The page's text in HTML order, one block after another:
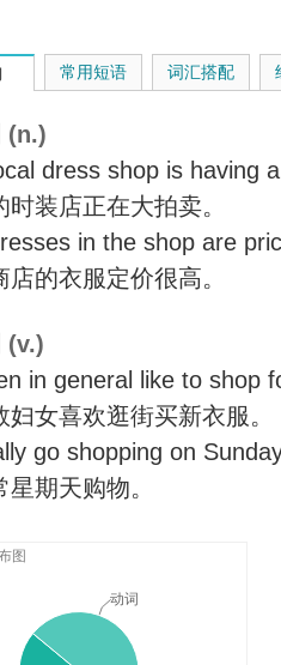
作室，办公室
，机构
门
挑选（商品）
物
，去商店买
家而后买，比较选购
找
例：
(n.)
dress shop is having
时装店正在大拍卖。
in the shop are
店的衣服定价很高。
has a large
有一大批顾客。
of them at work in
他们两人都在车间干活。
oversaw the
头在车间里监视工人。
(v.)
in general like to shop
妇女喜欢逛街买新衣服。
go shopping on
星期天购物。
3 days free. I'm going to
假,我想去香港购物。
that it will be easier
将来在网上购物将会更容
图
动词
常用短语 词汇搭配